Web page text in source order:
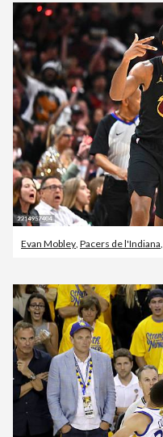
Evan Mobley, Pacers de l'Indiana,